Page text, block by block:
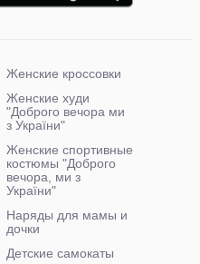
Женские кроссовки
Женские худи
"Доброго вечора ми
з України"
Женские спортивные
костюмы "Доброго
вечора, ми з
України"
Наряды для мамы и
дочки
Детские самокаты